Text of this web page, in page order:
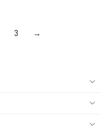
3 →